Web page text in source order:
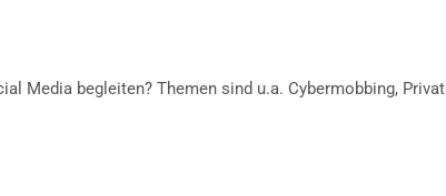
Media begleiten? Themen sind u.a. Cybermobbing,